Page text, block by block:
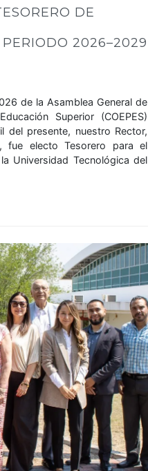
DE
PERIODO 2026–2029
de la Asamblea General de
Superior (COEPES)
del presente, nuestro Rector,
fue electo Tesorero para el
Universidad Tecnológica del